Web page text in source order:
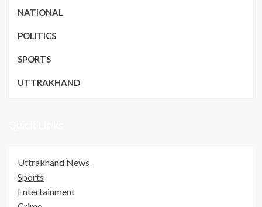
NATIONAL
POLITICS
SPORTS
UTTRAKHAND
Uttrakhand News
Sports
Entertainment